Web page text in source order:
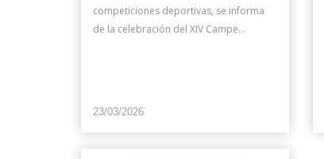
competiciones deportivas, se informa
de la celebración del XIV Campe...
23/03/2026